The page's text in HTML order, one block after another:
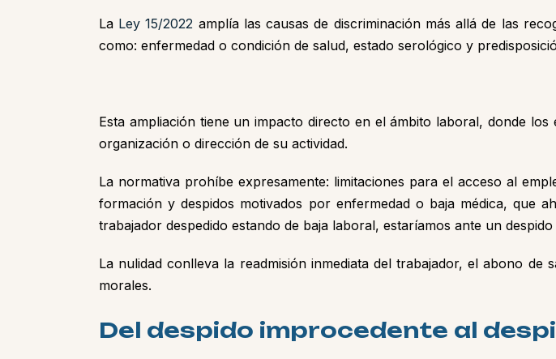
La Ley 15/2022 amplía las causas de discriminación más allá de las
como: enfermedad o condición de salud, estado serológico y
Esta ampliación tiene un impacto directo en el ámbito laboral, donde
organización o dirección de su actividad.
La normativa prohíbe expresamente: limitaciones para el acceso al
formación y despidos motivados por enfermedad o baja médica, que
trabajador despedido estando de baja laboral, estaríamos ante un
La nulidad conlleva la readmisión inmediata del trabajador, el abono
morales.
Del despido improcedente al